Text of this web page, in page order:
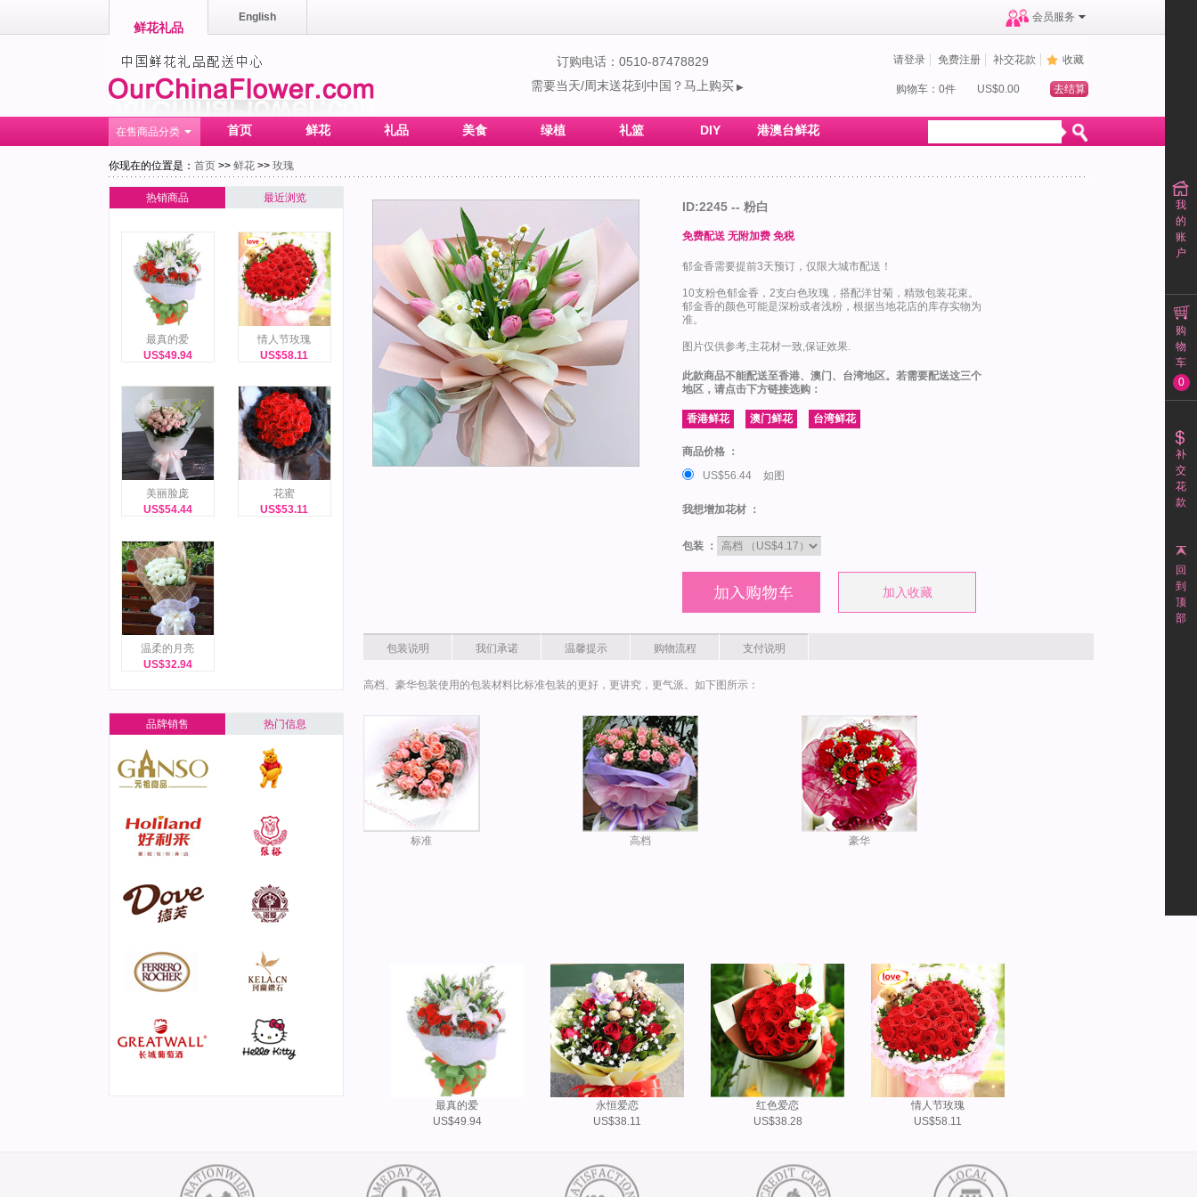
我
的
账
户
购
物
车
0
补
交
花
款
回
到
顶
部
鲜花礼品
English 会员服务
订购电话：0510-87478829
需要当天/周末送花到中国？马上购买 ▶
请登录 免费注册 补交花款 收藏
购物车：0件 US$0.00 去结算
在售商品分类 首页 鲜花 礼品 美食 绿植 礼篮 DIY 港澳台鲜花
你现在的位置是： 首页 >> 鲜花 >> 玫瑰
热销商品 最近浏览
最真的爱
US$49.94
情人节玫瑰
US$58.11
美丽脸庞
US$54.44
花蜜
US$53.11
温柔的月亮
US$32.94
品牌销售 热门信息
ID:2245 -- 粉白
免费配送 无附加费 免税
郁金香需要提前3天预订，仅限大城市配送！
10支粉色郁金香，2支白色玫瑰，搭配洋甘菊，精致包装花束。
郁金香的颜色可能是深粉或者浅粉，根据当地花店的库存实物为
准。
图片仅供参考,主花材一致,保证效果.
此款商品不能配送至香港、澳门、台湾地区。若需要配送这三个
地区，请点击下方链接选购：
商品价格 ：
US$56.44
如图
我想增加花材 ：
包装 ：
包装说明 我们承诺 温馨提示 购物流程 支付说明
高档、豪华包装使用的包装材料比标准包装的更好，更讲究，更气派。如下图所示：
标准 高档 豪华
最真的爱
US$49.94
永恒爱恋
US$38.11
红色爱恋
US$38.28
情人节玫瑰
US$58.11